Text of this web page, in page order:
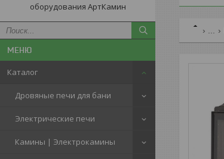
оборудования АртКамин
Каталог
Дровяные печи для бани
Электрические печи
Камины | Электрокамины